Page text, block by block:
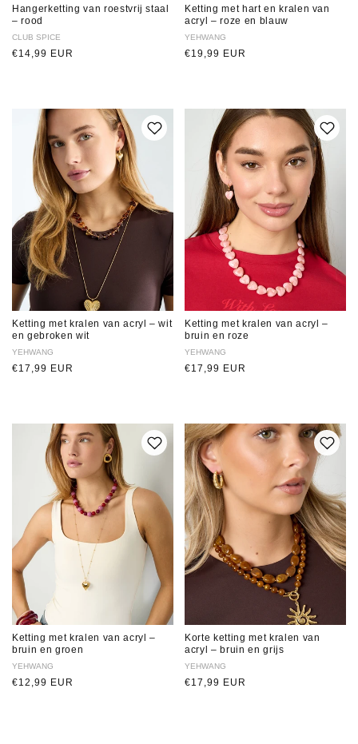
Hangerketting van roestvrij staal
– rood
Verkoper:
CLUB SPICE
Normale
€14,99 EUR
Ketting met hart en kralen van
acryl – roze en blauw
Verkoper:
YEHWANG
Normale
€19,99 EUR
Ketting met kralen van acryl – wit
en gebroken wit
Verkoper:
YEHWANG
Normale
€17,99 EUR
Ketting met kralen van acryl –
bruin en roze
Verkoper:
YEHWANG
Normale
€17,99 EUR
Ketting met kralen van acryl –
bruin en groen
Verkoper:
YEHWANG
Normale
€12,99 EUR
Korte ketting met kralen van
acryl – bruin en grijs
Verkoper:
YEHWANG
Normale
€17,99 EUR